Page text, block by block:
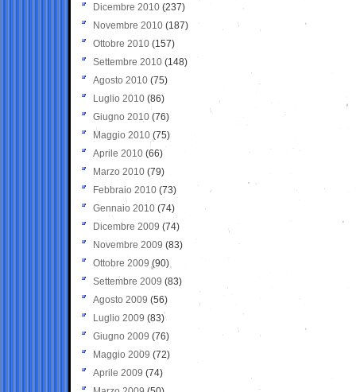
Dicembre 2010 (237)
Novembre 2010 (187)
Ottobre 2010 (157)
Settembre 2010 (148)
Agosto 2010 (75)
Luglio 2010 (86)
Giugno 2010 (76)
Maggio 2010 (75)
Aprile 2010 (66)
Marzo 2010 (79)
Febbraio 2010 (73)
Gennaio 2010 (74)
Dicembre 2009 (74)
Novembre 2009 (83)
Ottobre 2009 (90)
Settembre 2009 (83)
Agosto 2009 (56)
Luglio 2009 (83)
Giugno 2009 (76)
Maggio 2009 (72)
Aprile 2009 (74)